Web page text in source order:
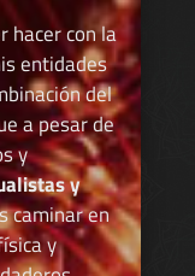
hacer con la
entidades
del
a pesar de
y
y
caminar en
y